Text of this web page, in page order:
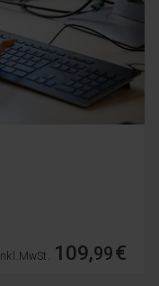
inkl. MwSt. 109,99€